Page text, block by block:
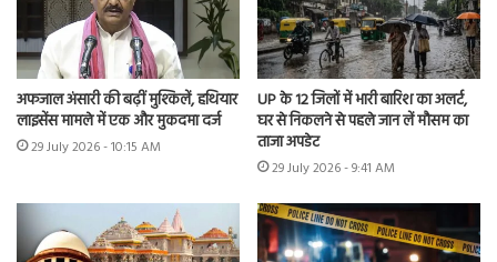
अफजाल अंसारी की बढ़ीं मुश्किलें, हथियार
लाइसेंस मामले में एक और मुकदमा दर्ज
29 July 2026 - 10:15 AM
UP के 12 जिलों में भारी बारिश का अलर्ट,
घर से निकलने से पहले जान लें मौसम का
ताजा अपडेट
29 July 2026 - 9:41 AM